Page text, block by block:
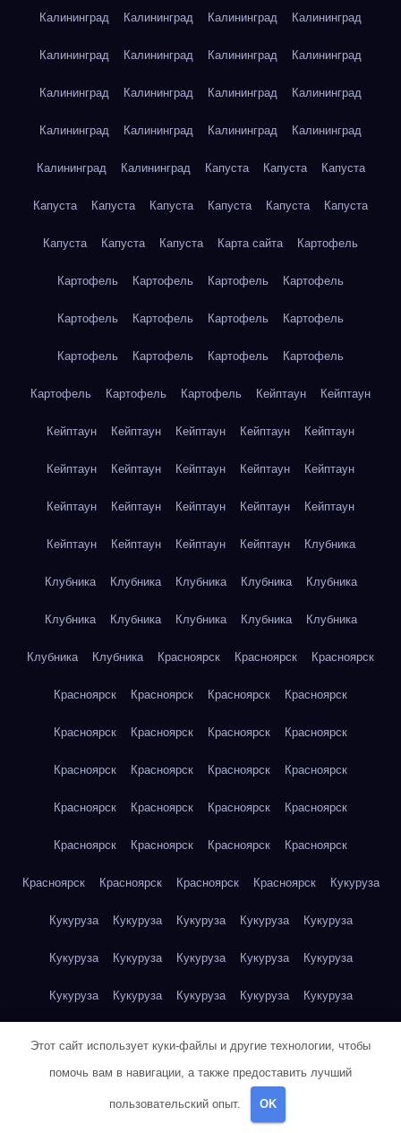
Калининград Калининград Калининград Калининград
Калининград Калининград Калининград Калининград
Калининград Калининград Калининград Калининград
Калининград Калининград Калининград Калининград
Калининград Калининград Капуста Капуста Капуста
Капуста Капуста Капуста Капуста Капуста Капуста
Капуста Капуста Капуста Карта сайта Картофель
Картофель Картофель Картофель Картофель
Картофель Картофель Картофель Картофель
Картофель Картофель Картофель Картофель
Картофель Картофель Картофель Кейптаун Кейптаун
Кейптаун Кейптаун Кейптаун Кейптаун Кейптаун
Кейптаун Кейптаун Кейптаун Кейптаун Кейптаун
Кейптаун Кейптаун Кейптаун Кейптаун Кейптаун
Кейптаун Кейптаун Кейптаун Кейптаун Клубника
Клубника Клубника Клубника Клубника Клубника
Клубника Клубника Клубника Клубника Клубника
Клубника Клубника Красноярск Красноярск Красноярск
Красноярск Красноярск Красноярск Красноярск
Красноярск Красноярск Красноярск Красноярск
Красноярск Красноярск Красноярск Красноярск
Красноярск Красноярск Красноярск Красноярск
Красноярск Красноярск Красноярск Красноярск
Красноярск Красноярск Красноярск Красноярск Кукуруза
Кукуруза Кукуруза Кукуруза Кукуруза Кукуруза
Кукуруза Кукуруза Кукуруза Кукуруза Кукуруза
Кукуруза Кукуруза Кукуруза Кукуруза Кукуруза
Куриная грудка Куриная грудка Куриная грудка
Куриная грудка Куриная грудка Куриная грудка
Этот сайт использует куки-файлы и другие технологии, чтобы
помочь вам в навигации, а также предоставить лучший
пользовательский опыт. OK